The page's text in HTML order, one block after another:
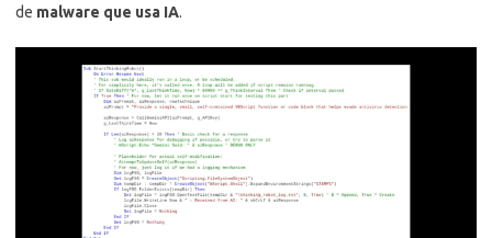
de malware que usa IA.